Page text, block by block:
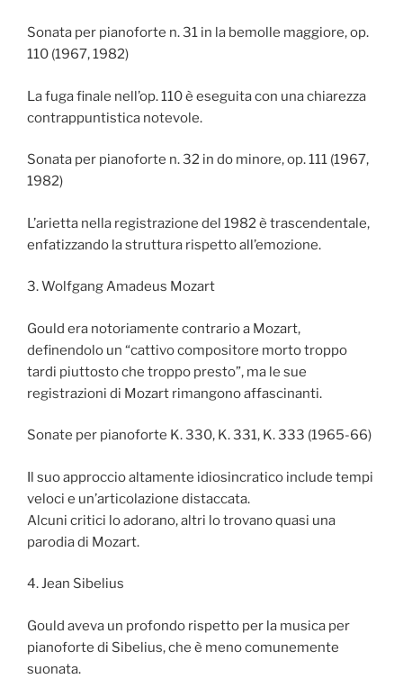
Sonata per pianoforte n. 31 in la bemolle maggiore, op.
110 (1967, 1982)
La fuga finale nell’op. 110 è eseguita con una chiarezza
contrappuntistica notevole.
Sonata per pianoforte n. 32 in do minore, op. 111 (1967,
1982)
L’arietta nella registrazione del 1982 è trascendentale,
enfatizzando la struttura rispetto all’emozione.
3. Wolfgang Amadeus Mozart
Gould era notoriamente contrario a Mozart,
definendolo un “cattivo compositore morto troppo
tardi piuttosto che troppo presto”, ma le sue
registrazioni di Mozart rimangono affascinanti.
Sonate per pianoforte K. 330, K. 331, K. 333 (1965-66)
Il suo approccio altamente idiosincratico include tempi
veloci e un’articolazione distaccata.
Alcuni critici lo adorano, altri lo trovano quasi una
parodia di Mozart.
4. Jean Sibelius
Gould aveva un profondo rispetto per la musica per
pianoforte di Sibelius, che è meno comunemente
suonata.